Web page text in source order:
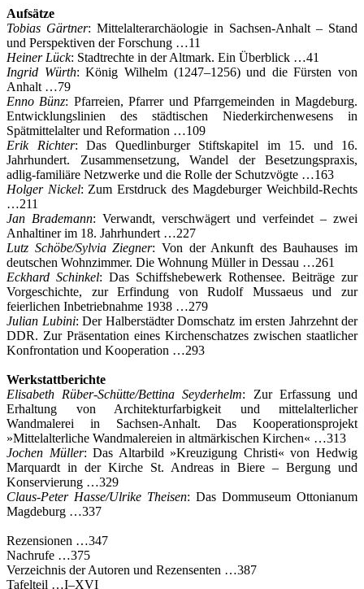
Aufsätze
Tobias Gärtner: Mittelalterarchäologie in Sachsen-Anhalt – Stand
und Perspektiven der Forschung …11
Heiner Lück: Stadtrechte in der Altmark. Ein Überblick …41
Ingrid Würth: König Wilhelm (1247–1256) und die Fürsten von
Anhalt …79
Enno Bünz: Pfarreien, Pfarrer und Pfarrgemeinden in Magdeburg.
Entwicklungslinien des städtischen Niederkirchenwesens in
Spätmittelalter und Reformation …109
Erik Richter: Das Quedlinburger Stiftskapitel im 15. und 16.
Jahrhundert. Zusammensetzung, Wandel der Besetzungspraxis,
adlig-familiäre Netzwerke und die Rolle der Schutzvögte …163
Holger Nickel: Zum Erstdruck des Magdeburger Weichbild-Rechts
…211
Jan Brademann: Verwandt, verschwägert und verfeindet – zwei
Anhaltiner im 18. Jahrhundert …227
Lutz Schöbe/Sylvia Ziegner: Von der Ankunft des Bauhauses im
deutschen Wohnzimmer. Die Wohnung Müller in Dessau …261
Eckhard Schinkel: Das Schiffshebewerk Rothensee. Beiträge zur
Vorgeschichte, zur Erfindung von Rudolf Mussaeus und zur
feierlichen Inbetriebnahme 1938 …279
Julian Lubini: Der Halberstädter Domschatz im ersten Jahrzehnt der
DDR. Zur Präsentation eines Kirchenschatzes zwischen staatlicher
Konfrontation und Kooperation …293
Werkstattberichte
Elisabeth Rüber-Schütte/Bettina Seyderhelm: Zur Erfassung und
Erhaltung von Architekturfarbigkeit und mittelalterlicher
Wandmalerei in Sachsen-Anhalt. Das Kooperationsprojekt
»Mittelalterliche Wandmalereien in altmärkischen Kirchen« …313
Jochen Müller: Das Altarbild »Kreuzigung Christi« von Hedwig
Marquardt in der Kirche St. Andreas in Biere – Bergung und
Konservierung …329
Claus-Peter Hasse/Ulrike Theisen: Das Dommuseum Ottonianum
Magdeburg …337
Rezensionen …347
Nachrufe …375
Verzeichnis der Autoren und Rezensenten …387
Tafelteil …I–XVI